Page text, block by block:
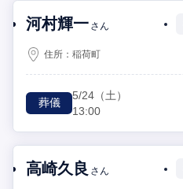
河村輝一 さん
住所：稲荷町
葬儀
5/24 （土）
13:00
高崎久良 さん